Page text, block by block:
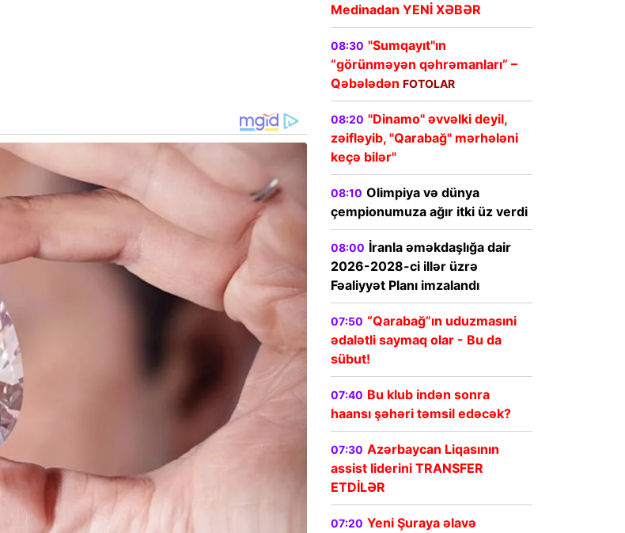
Medinadan YENİ XƏBƏR
08:30 "Sumqayıt"ın
“görünməyən qəhrəmanları” –
Qəbələdən FOTOLAR
08:20 "Dinamo" əvvəlki deyil,
zəifləyib, "Qarabağ" mərhələni
keçə bilər"
08:10 Olimpiya və dünya
çempionumuza ağır itki üz verdi
08:00 İranla əməkdaşlığa dair
2026-2028-ci illər üzrə
Fəaliyyət Planı imzalandı
07:50 “Qarabağ”ın uduzmasıni
ədalətli saymaq olar - Bu da
sübut!
07:40 Bu klub indən sonra
haansı şəhəri təmsil edəcək?
07:30 Azərbaycan Liqasının
assist liderini TRANSFER
ETDİLƏR
07:20 Yeni Şuraya əlavə